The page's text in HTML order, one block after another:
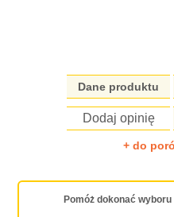
Dane produktu
Dodaj opinię
+ do
Pomóż dokonać